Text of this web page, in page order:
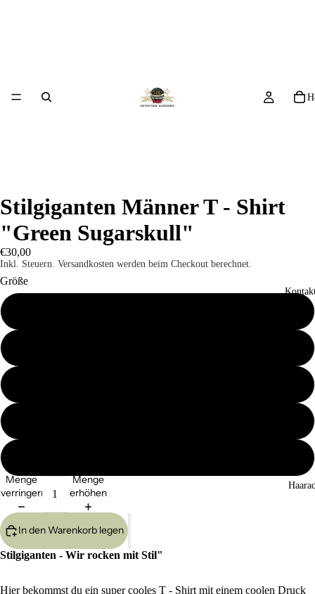
Stilgiganten Männer T - Shirt
"Green Sugarskull"
€30,00
Inkl. Steuern. Versandkosten werden beim Checkout berechnet.
Größe
Menge
verringern
Menge
erhöhen
In den Warenkorb legen
Stilgiganten - Wir rocken mit Stil"
Hier bekommst du ein super cooles T - Shirt mit einem coolen Druck